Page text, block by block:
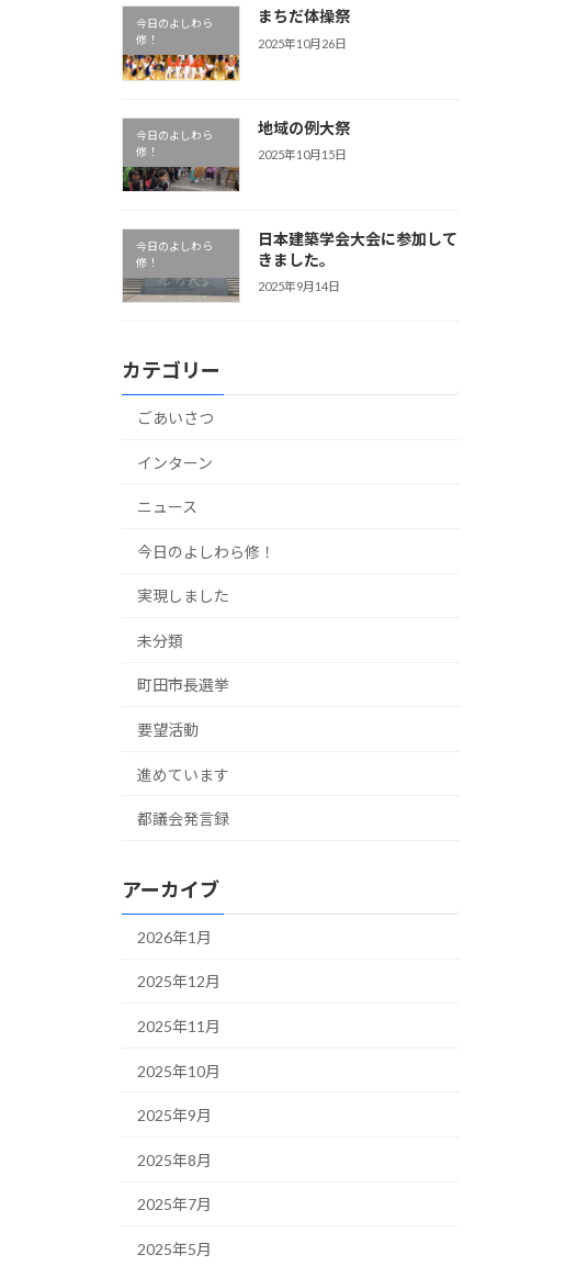
今日のよしわら
修！
まちだ体操祭
2025年10月26日
今日のよしわら
修！
地域の例大祭
2025年10月15日
今日のよしわら
修！
日本建築学会大会に参加して
きました。
2025年9月14日
カテゴリー
ごあいさつ
インターン
ニュース
今日のよしわら修！
実現しました
未分類
町田市長選挙
要望活動
進めています
都議会発言録
アーカイブ
2026年1月
2025年12月
2025年11月
2025年10月
2025年9月
2025年8月
2025年7月
2025年5月